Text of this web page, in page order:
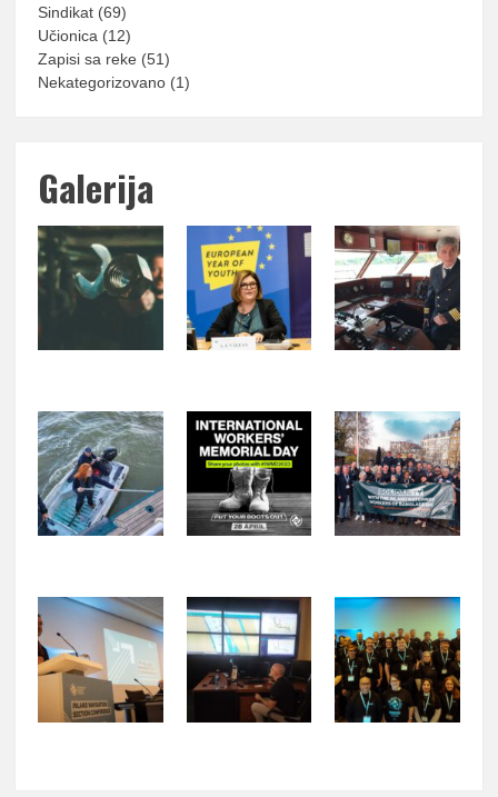
Sindikat (69)
Učionica (12)
Zapisi sa reke (51)
Nekategorizovano (1)
Galerija